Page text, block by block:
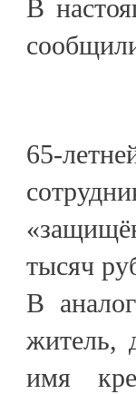
В
65-
тысяч
В
житель,
имя